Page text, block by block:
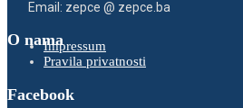
Email: zepce @ zepce.ba
O namaImpressum
Pravila privatnosti
Facebook